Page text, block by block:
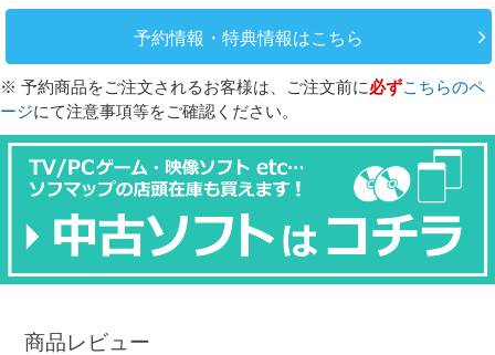
予約情報・特典情報はこちら
※ 予約商品をご注文されるお客様は、ご注文前に必ずこちらのペ
ージにて注意事項等をご確認ください。
商品レビュー